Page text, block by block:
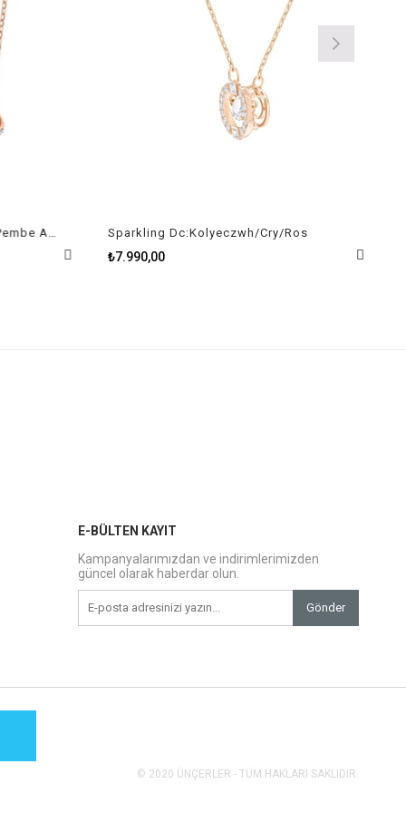
Further İç İçe Geçmiş Halkalı Pembe Altın Kaplama Kolye Sparkling Dc:Kolyeczwh/Cry/Ros
₺7.990,00
E-BÜLTEN KAYIT
Kampanyalarımızdan ve indirimlerimizden
güncel olarak haberdar olun.
Gönder
© 2020 ÜNÇERLER - TÜM HAKLARI SAKLIDIR.